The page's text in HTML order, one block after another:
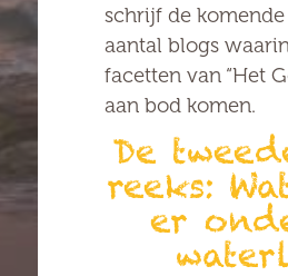
schrijf de
aantal blogs
facetten van “Het
aan bod komen.
De
reeks:
er